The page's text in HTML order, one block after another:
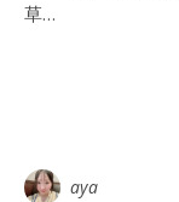
草…
aya